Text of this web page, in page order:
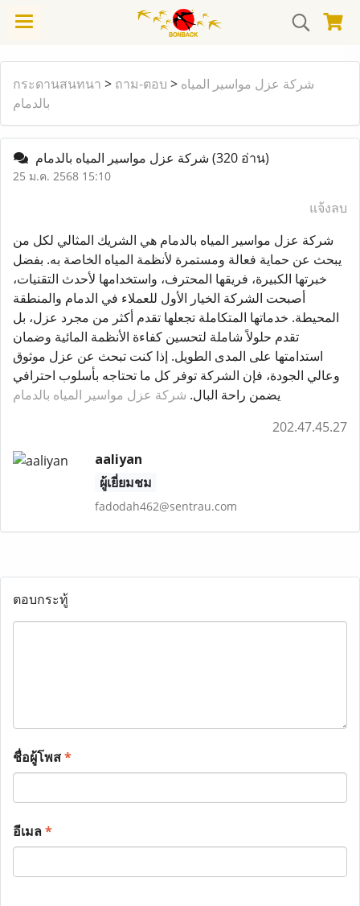
กระดานสนทนา > ถาม-ตอบ > شركة عزل مواسير المياه
بالدمام
(320 อ่าน)
25 ม.ค. 2568 15:10
แจ้งลบ
شركة عزل مواسير المياه بالدمام هي الشريك المثالي لكل من
يبحث عن حماية فعالة ومستمرة لأنظمة المياه الخاصة به. بفضل
خبرتها الكبيرة، فريقها المحترف، واستخدامها لأحدث التقنيات،
أصبحت الشركة الخيار الأول للعملاء في الدمام والمنطقة
المحيطة. خدماتها المتكاملة تجعلها تقدم أكثر من مجرد عزل، بل
تقدم حلولاً شاملة لتحسين كفاءة الأنظمة المائية وضمان
استدامتها على المدى الطويل. إذا كنت تبحث عن عزل موثوق
وعالي الجودة، فإن الشركة توفر كل ما تحتاجه بأسلوب احترافي
يضمن راحة البال. شركة عزل مواسير المياه بالدمام
202.47.45.27
aaliyan
ผู้เยี่ยมชม
fadodah462@sentrau.com
ตอบกระทู้
ชื่อผู้โพส*
อีเมล*